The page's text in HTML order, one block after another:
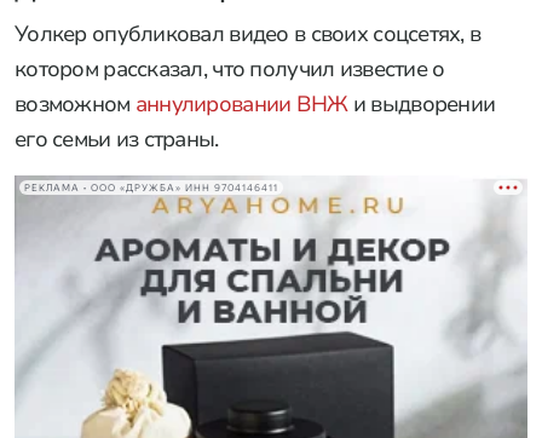
Уолкер опубликовал видео в своих соцсетях, в
котором рассказал, что получил известие о
возможном аннулировании ВНЖи выдворении
его семьи из страны.
РЕКЛАМА • ООО «ДРУЖБА» ИНН 9704146411